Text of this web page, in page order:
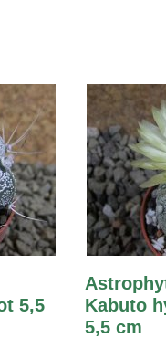
5,5
Kabuto
5,5 cm